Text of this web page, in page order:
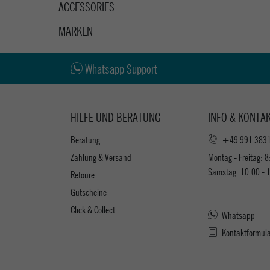
ACCESSORIES
MARKEN
Whatsapp Support
HILFE UND BERATUNG
Beratung
Zahlung & Versand
Retoure
Gutscheine
Click & Collect
INFO &
+49 991
Montag - Freitag:
Samstag: 10:00 -
Whatsapp